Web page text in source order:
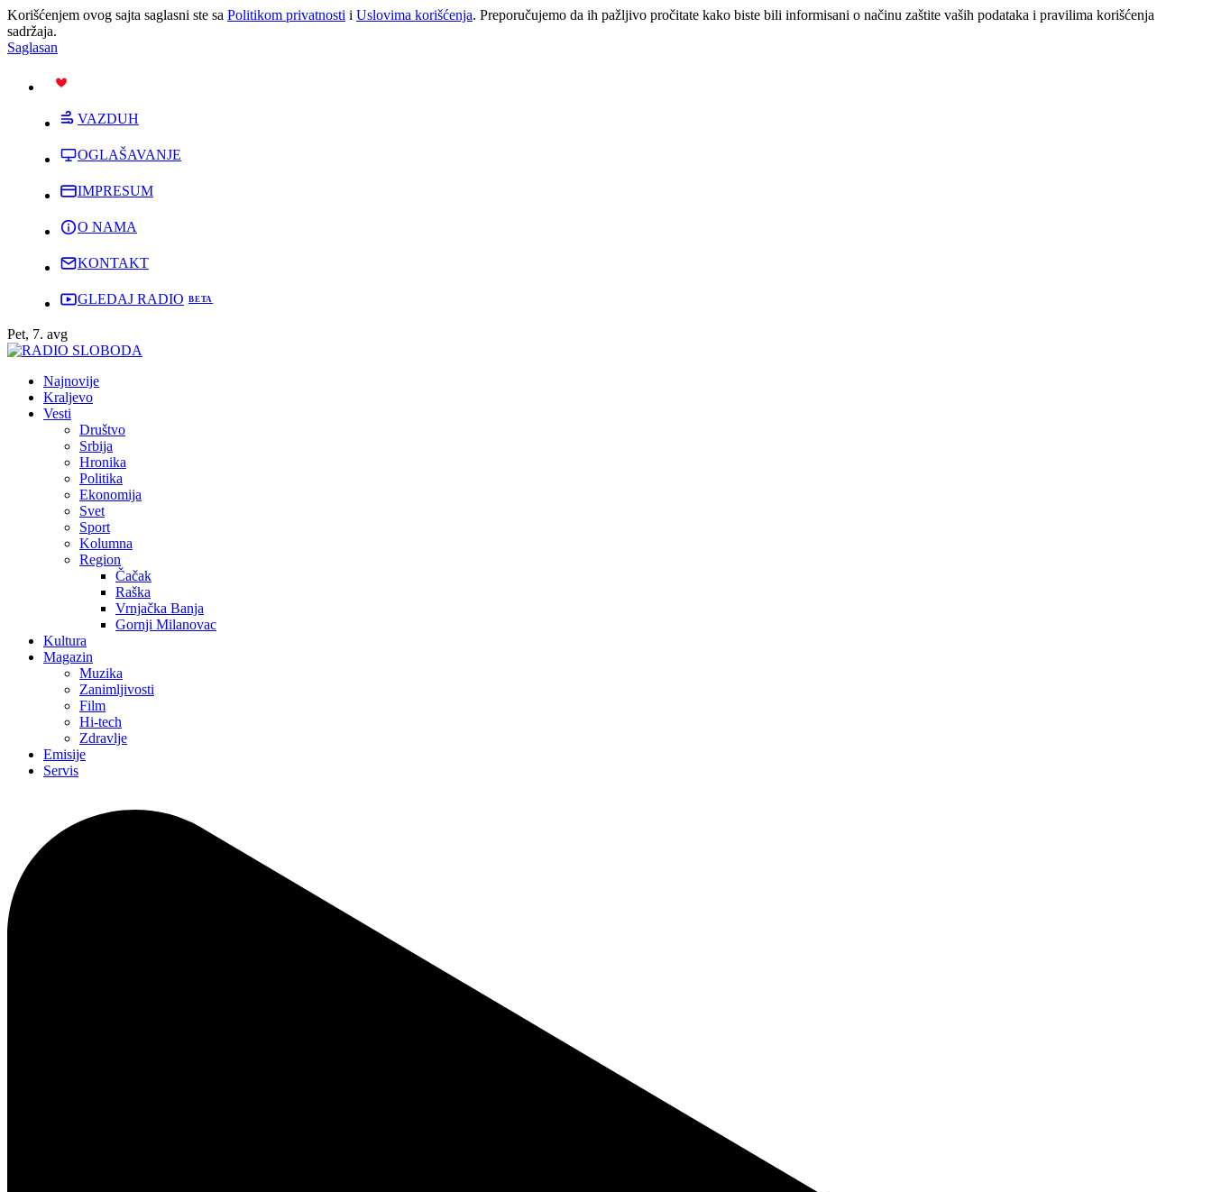
Korišćenjem ovog sajta saglasni ste sa Politikom privatnosti i Uslovima korišćenja. Preporučujemo da ih pažljivo pročitate kako biste bili informisani o načinu zaštite vaših podataka i pravilima korišćenja
sadržaja.
Saglasan
VAZDUH
OGLAŠAVANJE
IMPRESUM
O NAMA
KONTAKT
GLEDAJ RADIO
Pet, 7. avg
Najnovije
Kraljevo
Vesti
Društvo
Srbija
Hronika
Politika
Ekonomija
Svet
Sport
Kolumna
Region
Čačak
Raška
Vrnjačka Banja
Gornji Milanovac
Kultura
Magazin
Muzika
Zanimljivosti
Film
Hi-tech
Zdravlje
Emisije
Servis